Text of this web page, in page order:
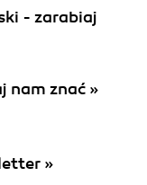
- zarabiaj
nam znać »
»